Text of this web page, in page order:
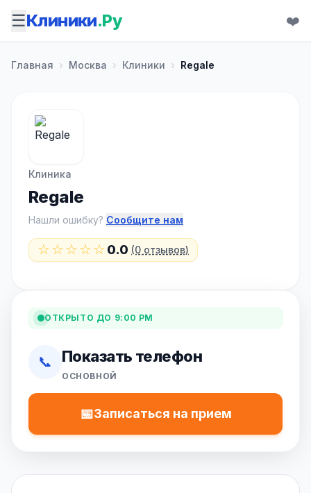
☰Клиники.Ру ❤️
Главная › Москва › Клиники › Regale
Клиника
Regale
Нашли ошибку? Сообщите нам
☆☆☆☆☆0.0 (0 отзывов)
ОТКРЫТО ДО 9:00 PM
📞 Показать телефон
ОСНОВНОЙ
📅Записаться на прием